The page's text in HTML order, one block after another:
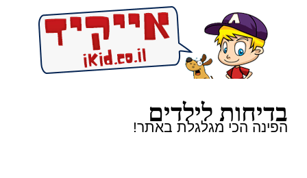
בדיחות לילדים
הפינה הכי מגלגלת באתר!